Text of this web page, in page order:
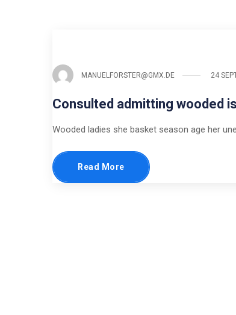
MANUELFORSTER@GMX.DE 24
Consulted admitting wooded
Wooded ladies she basket season age her
Read More